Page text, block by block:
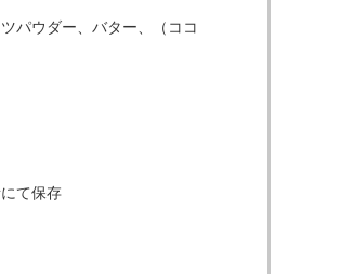
パウダー、バター、（ココ
て保存